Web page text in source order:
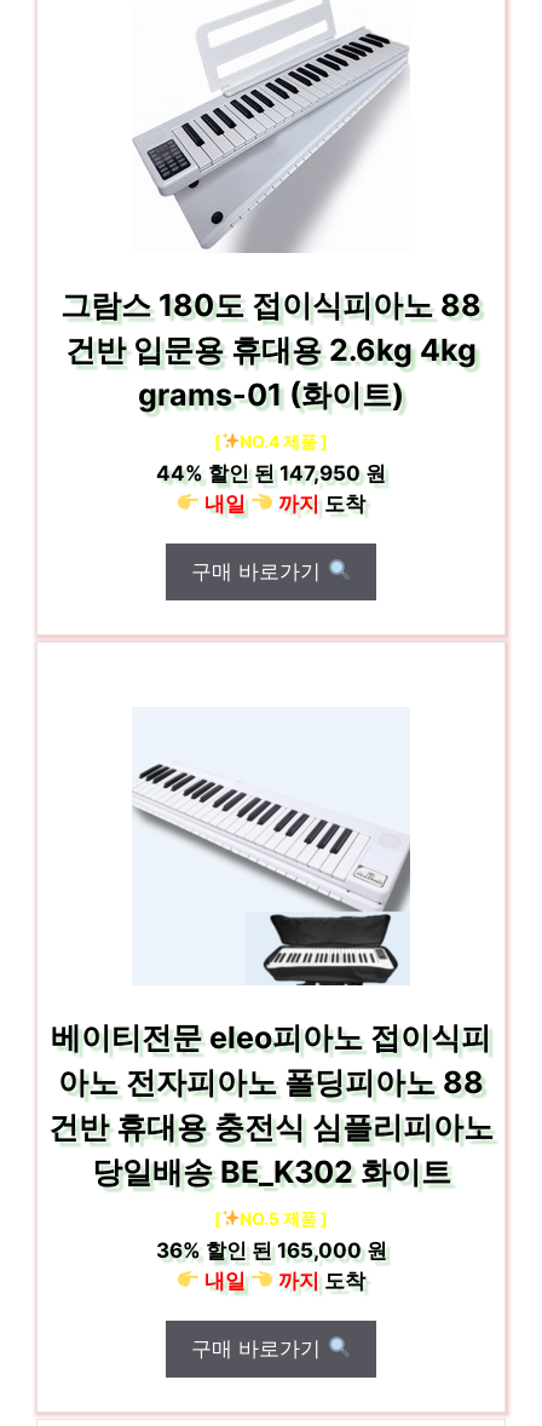
그람스 180도 접이식피아노 88
건반 입문용 휴대용 2.6kg 4kg
grams-01 (화이트)
[ NO.4 제품 ]
44% 할인 된147,950 원
내일
까지도착
구매 바로가기
베이티전문 eleo피아노 접이식피
아노 전자피아노 폴딩피아노 88
건반 휴대용 충전식 심플리피아노
당일배송 BE_K302 화이트
[ NO.5 제품 ]
36%할인 된165,000 원
내일
까지도착
구매 바로가기